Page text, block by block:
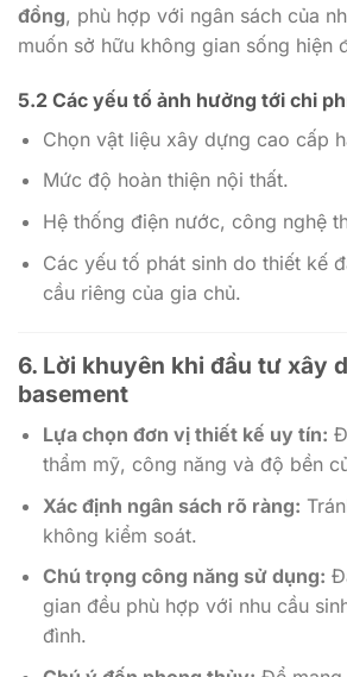
đồng, phù hợp với ngân sách của
muốn sở hữu không gian sống hiện
5.2 Các yếu tố ảnh hưởng tới chi
Chọn vật liệu xây dựng cao cấp
Mức độ hoàn thiện nội thất.
Hệ thống điện nước, công nghệ
Các yếu tố phát sinh do thiết kế
cầu riêng của gia chủ.
6. Lời khuyên khi đầu tư xây
basement
Lựa chọn đơn vị thiết kế uy tín:
thẩm mỹ, công năng và độ bền
Xác định ngân sách rõ ràng:
không kiểm soát.
Chú trọng công năng sử dụng:
gian đều phù hợp với nhu cầu
đình.